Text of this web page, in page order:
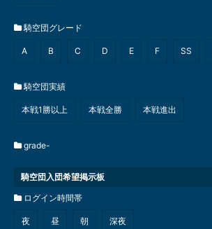
騎空団グレード
A B C D E F SS
騎空団実績
本戦1勝以上 本戦全勝 本戦進出
grade-
騎空団入団希望掲示板
ログイン時間帯
夜 昼 朝 深夜